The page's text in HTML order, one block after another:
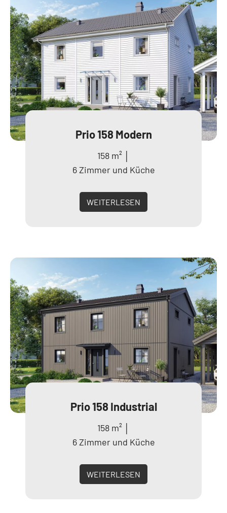
Prio 158 Modern
158 m² │
6 Zimmer und Küche
WEITERLESEN
Prio 158 Industrial
158 m² │
6 Zimmer und Küche
WEITERLESEN